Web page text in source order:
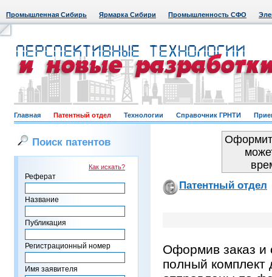
Промышленная Сибирь Ярмарка Сибири Промышленность СФО
Главная Патентный отдел Технологии Справочник ГРНТИ
Поиск патентов
Как искать?
Реферат
Название
Публикация
Регистрационный номер
Имя заявителя
Патентный отдел
Оформив заказ и
полный комплект